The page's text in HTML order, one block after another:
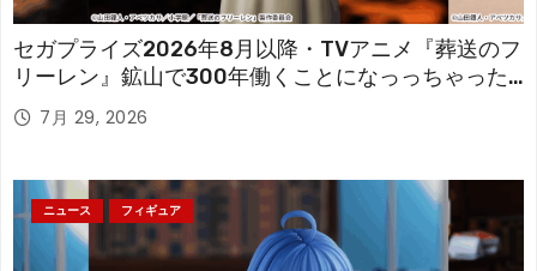
セガプライズ2026年8月以降・TVアニメ『葬送のフ
リーレン』鉱山で300年働くことになっっちゃった
「フリーレン」を立体化！
7月 29, 2026
ニュース フィギュア